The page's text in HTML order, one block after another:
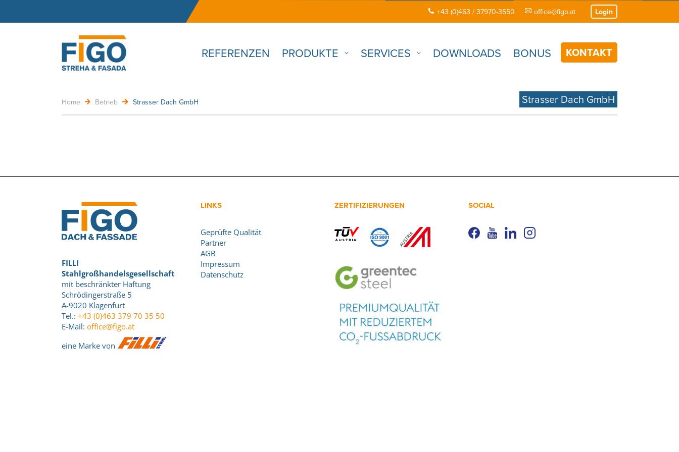
+43 (0)463 / 37970-3550 office@figo.at Login
REFERENZEN PRODUKTE SERVICES DOWNLOADS BONUS KONTAKT
Home Betrieb Strasser Dach GmbH Strasser Dach GmbH
FILLI
Stahlgroßhandelsgesellschaft
mit beschränkter Haftung
Schrödingerstraße 5
A-9020 Klagenfurt
Tel.: +43 (0)463 379 70 35 50
E-Mail: office@figo.at
eine Marke von
LINKS
Geprüfte Qualität
Partner
AGB
Impressum
Datenschutz
ZERTIFIZIERUNGEN SOCIAL